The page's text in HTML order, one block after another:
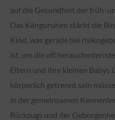
auf die Gesundheit der früh-
Das Känguruhen stärkt die
Kind, was gerade bei
ist, um die oft
Eltern und ihre kleinen Babys
körperlich getrennt sein
in der gemeinsamen
Rückzugs und der